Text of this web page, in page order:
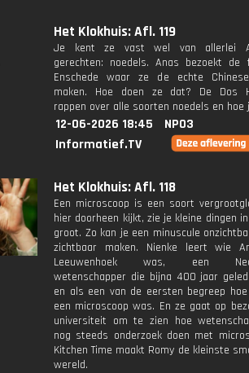
Het Klokhuis: Afl. 119
Je kent ze vast wel van allerlei
gerechten: noedels. Anas bezoekt de
Enschede waar ze de echte
maken. Hoe doen ze dat? De Dos
rappen over alle soorten noedels en hoe
12-06-2026 18:45
NPO3
Informatief.TV
Het Klokhuis: Afl. 118
Een microscoop is een soort
hier doorheen kijkt, zie je kleine dingen
groot. Zo kan je een minuscule
zichtbaar maken. Nienke leert wie
Leeuwenhoek was, een
wetenschapper die bijna 400 jaar
en als een van de eersten begreep
een microscoop was. En ze gaat op
universiteit om te zien hoe
nog steeds onderzoek doen met
Kitchen Time maakt Romy de kleinste
wereld.